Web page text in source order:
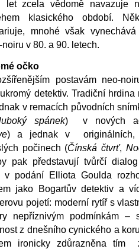
let zcela vědomě navazuje
klasického období.
mnohé však
v 80. a 90. letech.
očko
postavám neo-
detektiv. Tradiční
v remacích původních
spánek) v nových
) a jednak v originálních,
počinech (Čínská čtvrť,
pak představují tvůrčí
v podání Elliota Goulda
jako Bogartův detektiv a
pojetí: moderní rytíř s
nepříznivým podmínkám –
z dnešního cynického a
ironicky zdůrazněna tím